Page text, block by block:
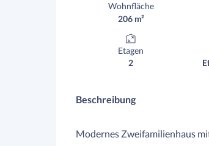
Wohnfläche
206 m²
Etagen
2
Beschreibung
Modernes Zweifamilienhaus